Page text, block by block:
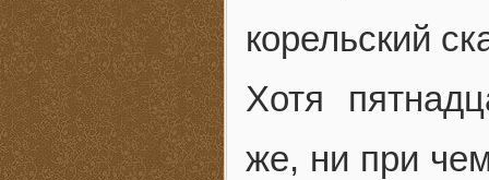
корельский
Хотя
же, ни при